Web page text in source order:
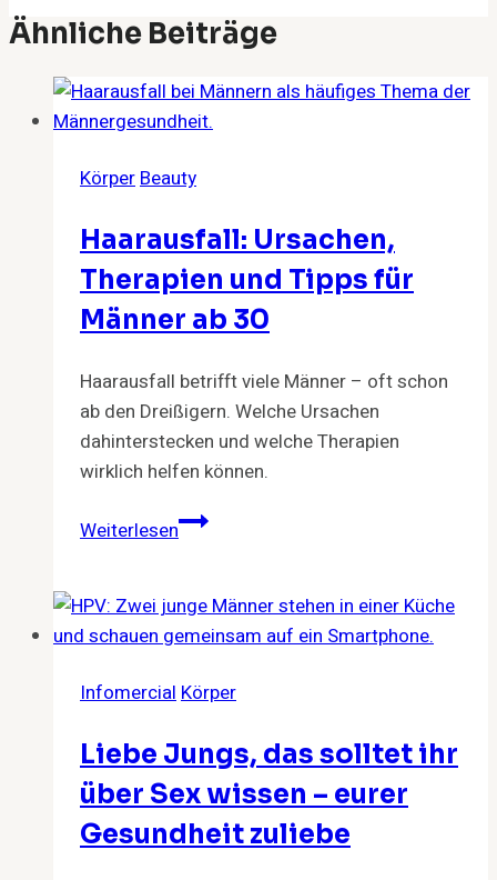
Ähnliche Beiträge
Körper Beauty
Haarausfall: Ursachen,
Therapien und Tipps für
Männer ab 30
Haarausfall betrifft viele Männer – oft schon
ab den Dreißigern. Welche Ursachen
dahinterstecken und welche Therapien
wirklich helfen können.
WeiterlesenHaarausfall:
und
Tipps
Männer
30
Infomercial Körper
Liebe Jungs, das solltet ihr
über Sex wissen – eurer
Gesundheit zuliebe